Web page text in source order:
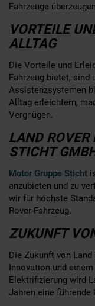
Fahrzeuge
VORTEILE
ALLTAG
Die Vorteile und
Fahrzeug bietet,
Assistenzsystemen
Alltag erleichtern,
Vergnügen.
LAND ROVER
STICHT
Motor Gruppe Sticht
anzubieten und zu
wir für höchste
Rover-Fahrzeug.
ZUKUNFT
Die Zukunft von
Innovation und
Elektrifizierung wird
Jahren eine